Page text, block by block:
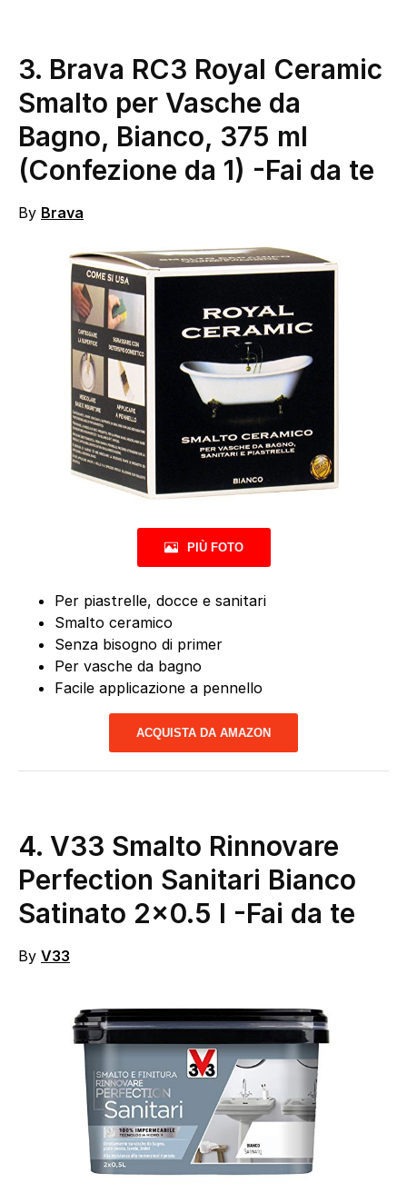
3. Brava RC3 Royal Ceramic
Smalto per Vasche da
Bagno, Bianco, 375 ml
(Confezione da 1) -Fai da te
By Brava
PIÙ FOTO
Per piastrelle, docce e sanitari
Smalto ceramico
Senza bisogno di primer
Per vasche da bagno
Facile applicazione a pennello
ACQUISTA DA AMAZON
4. V33 Smalto Rinnovare
Perfection Sanitari Bianco
Satinato 2×0.5 l -Fai da te
By V33